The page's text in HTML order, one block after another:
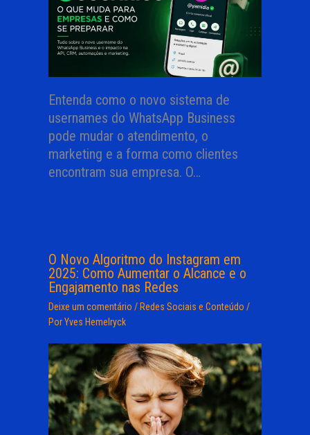
Entenda como o novo sistema de
usernames do WhatsApp Business
pode mudar o atendimento, o
marketing e a forma como clientes
encontram sua empresa. O…
O Novo Algoritmo do Instagram em
2025: Como Aumentar o Alcance e o
Engajamento nas Redes
Deixe um comentário / Redes Sociais e Conteúdo /
PorYves Hemelryck